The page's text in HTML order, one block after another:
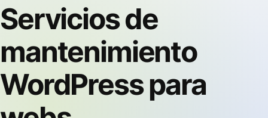
Servicios de
mantenimiento
WordPress para